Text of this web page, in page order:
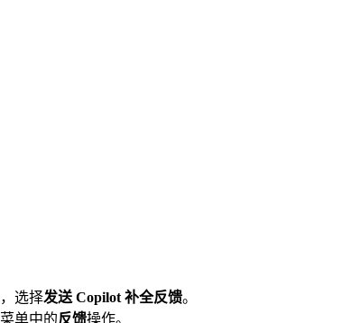
选择发送 Copilot 补全反馈。
单中的反馈操作。